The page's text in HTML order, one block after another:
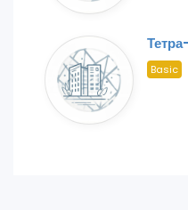
Basic